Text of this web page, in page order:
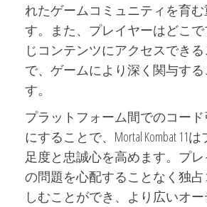
れたゲームコミュニティを育
す。また、プレイヤーはどこ
じコンテンツにアクセスでき
で、ゲームにより深く関与す
す。
プラットフォーム間でのコー
にすることで、Mortal Kombat 11
足度と忠誠心を高めます。プ
の問題を心配することなく独
しむことができ、より広いオ